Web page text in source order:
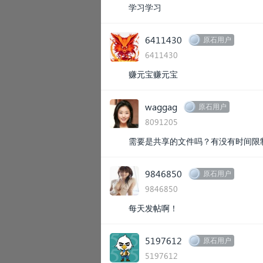
学习学习
6411430 原石用户
6411430
赚元宝赚元宝
waggag 原石用户
8091205
需要是共享的文件吗？有没有时间限
9846850 原石用户
9846850
每天发帖啊！
5197612 原石用户
5197612